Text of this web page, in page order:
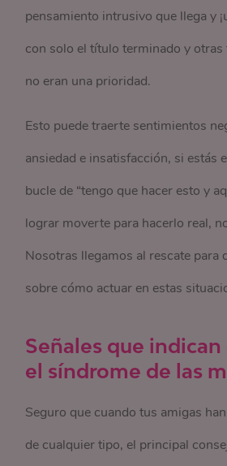
pensamiento intrusivo que llega y
con solo el título terminado y
no eran una prioridad.
Esto puede traerte sentimientos
ansiedad e insatisfacción, si estás
bucle de “tengo que hacer esto y
lograr moverte para hacerlo real,
Nosotras llegamos al rescate para
sobre cómo actuar en estas
Señales que
el síndrome de las
Seguro que cuando tus amigas
de cualquier tipo, el principal